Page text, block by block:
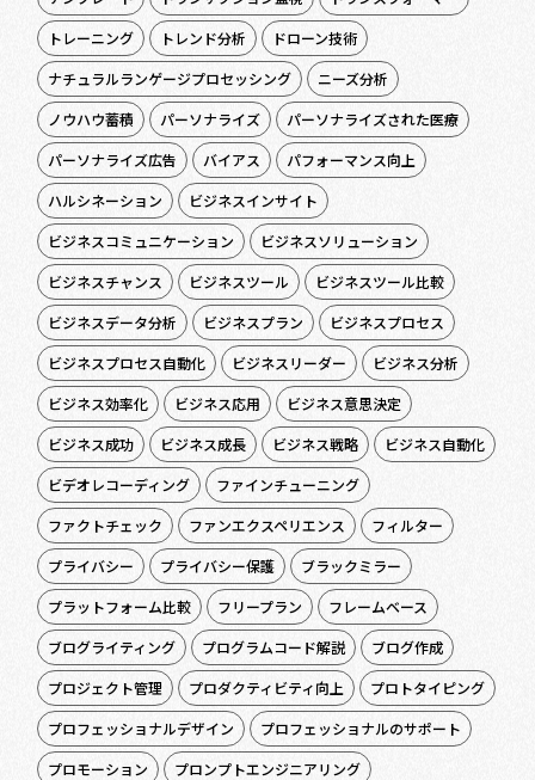
トレーニング
トレンド分析
ドローン技術
ナチュラルランゲージプロセッシング
ニーズ分析
ノウハウ蓄積
パーソナライズ
パーソナライズされた医療
パーソナライズ広告
バイアス
パフォーマンス向上
ハルシネーション
ビジネスインサイト
ビジネスコミュニケーション
ビジネスソリューション
ビジネスチャンス
ビジネスツール
ビジネスツール比較
ビジネスデータ分析
ビジネスプラン
ビジネスプロセス
ビジネスプロセス自動化
ビジネスリーダー
ビジネス分析
ビジネス効率化
ビジネス応用
ビジネス意思決定
ビジネス成功
ビジネス成長 ビジネス戦略
ビジネス自動化
ビデオレコーディング
ファインチューニング
ファクトチェック
ファンエクスペリエンス
フィルター
プライバシー
プライバシー保護
ブラックミラー
プラットフォーム比較
フリープラン
フレームベース
ブログライティング
プログラムコード解説
ブログ作成
プロジェクト管理
プロダクティビティ向上
プロトタイピング
プロフェッショナルデザイン
プロフェッショナルのサポート
プロモーション
プロンプトエンジニアリング